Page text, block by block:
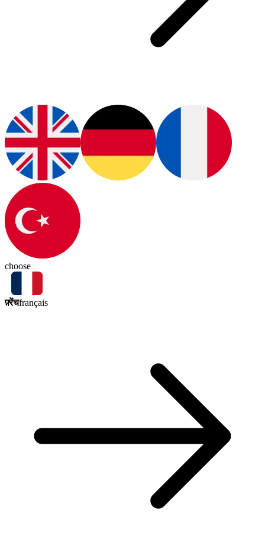
choose
फ़्रेंचfrançais